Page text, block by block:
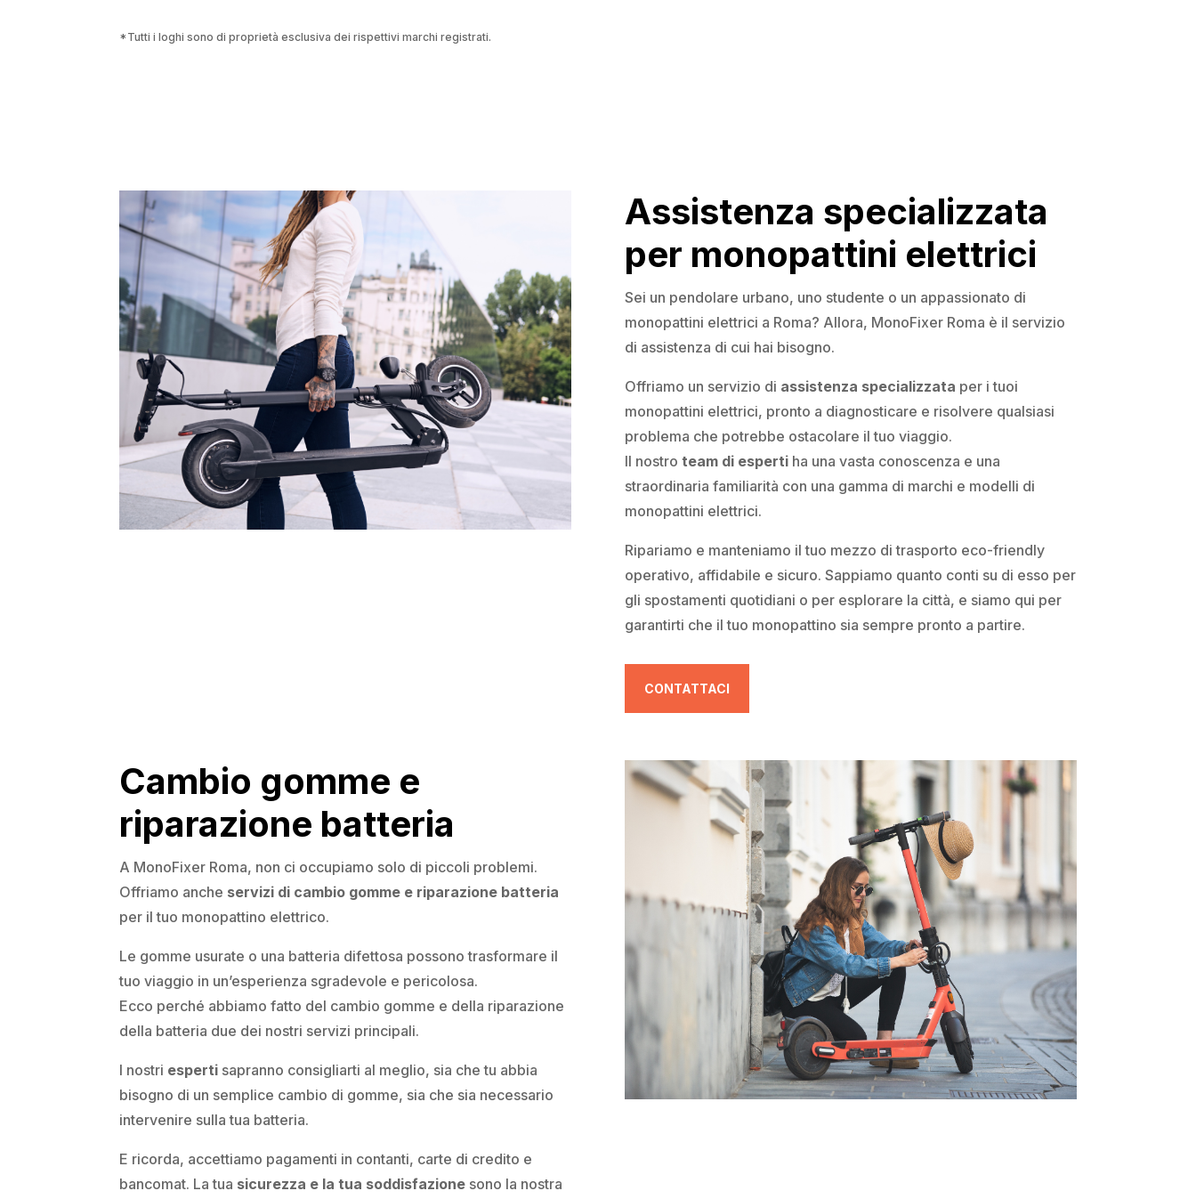
*Tutti i loghi sono di proprietà esclusiva dei rispettivi marchi registrati.
Assistenza specializzata
per monopattini elettrici
Sei un pendolare urbano, uno studente o un appassionato di
monopattini elettrici a Roma? Allora, MonoFixer Roma è il servizio
di assistenza di cui hai bisogno.
Offriamo un servizio di assistenza specializzata per i tuoi
monopattini elettrici, pronto a diagnosticare e risolvere qualsiasi
problema che potrebbe ostacolare il tuo viaggio.
Il nostro team di espertiha una vasta conoscenza e una
straordinaria familiarità con una gamma di marchi e modelli di
monopattini elettrici.
Ripariamo e manteniamo il tuo mezzo di trasporto eco-friendly
operativo, affidabile e sicuro. Sappiamo quanto conti su di esso per
gli spostamenti quotidiani o per esplorare la città, e siamo qui per
garantirti che il tuo monopattino sia sempre pronto a partire.
CONTATTACI
Cambio gomme e
riparazione batteria
A MonoFixer Roma, non ci occupiamo solo di piccoli problemi.
Offriamo anche servizi di cambio gomme e riparazione batteria
per il tuo monopattino elettrico.
Le gomme usurate o una batteria difettosa possono trasformare il
tuo viaggio in un’esperienza sgradevole e pericolosa.
Ecco perché abbiamo fatto del cambio gomme e della riparazione
della batteria due dei nostri servizi principali.
I nostri esperti sapranno consigliarti al meglio, sia che tu abbia
bisogno di un semplice cambio di gomme, sia che sia necessario
intervenire sulla tua batteria.
E ricorda, accettiamo pagamenti in contanti, carte di credito e
bancomat. La tua sicurezza e la tua soddisfazione sono la nostra